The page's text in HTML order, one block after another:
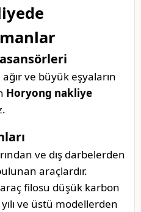
ve büyük eşyaların
Horyong nakliye
ve dış darbelerden
araçlardır.
araç filosu düşük karbon
ve üstü modellerden